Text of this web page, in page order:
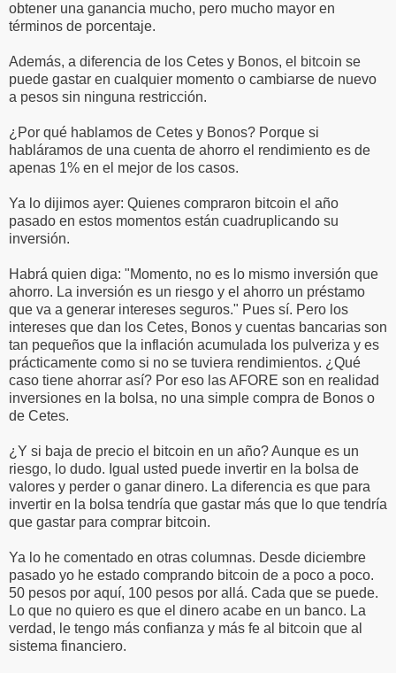
obtener una ganancia mucho, pero mucho mayor en
términos de porcentaje.
Además, a diferencia de los Cetes y Bonos, el bitcoin se
puede gastar en cualquier momento o cambiarse de nuevo
a pesos sin ninguna restricción.
¿Por qué hablamos de Cetes y Bonos? Porque si
habláramos de una cuenta de ahorro el rendimiento es de
apenas 1% en el mejor de los casos.
Ya lo dijimos ayer: Quienes compraron bitcoin el año
pasado en estos momentos están cuadruplicando su
inversión.
Habrá quien diga: "Momento, no es lo mismo inversión que
ahorro. La inversión es un riesgo y el ahorro un préstamo
que va a generar intereses seguros." Pues sí. Pero los
intereses que dan los Cetes, Bonos y cuentas bancarias son
tan pequeños que la inflación acumulada los pulveriza y es
prácticamente como si no se tuviera rendimientos. ¿Qué
caso tiene ahorrar así? Por eso las AFORE son en realidad
inversiones en la bolsa, no una simple compra de Bonos o
de Cetes.
¿Y si baja de precio el bitcoin en un año? Aunque es un
riesgo, lo dudo. Igual usted puede invertir en la bolsa de
valores y perder o ganar dinero. La diferencia es que para
invertir en la bolsa tendría que gastar más que lo que tendría
que gastar para comprar bitcoin.
Ya lo he comentado en otras columnas. Desde diciembre
pasado yo he estado comprando bitcoin de a poco a poco.
50 pesos por aquí, 100 pesos por allá. Cada que se puede.
Lo que no quiero es que el dinero acabe en un banco. La
verdad, le tengo más confianza y más fe al bitcoin que al
sistema financiero.